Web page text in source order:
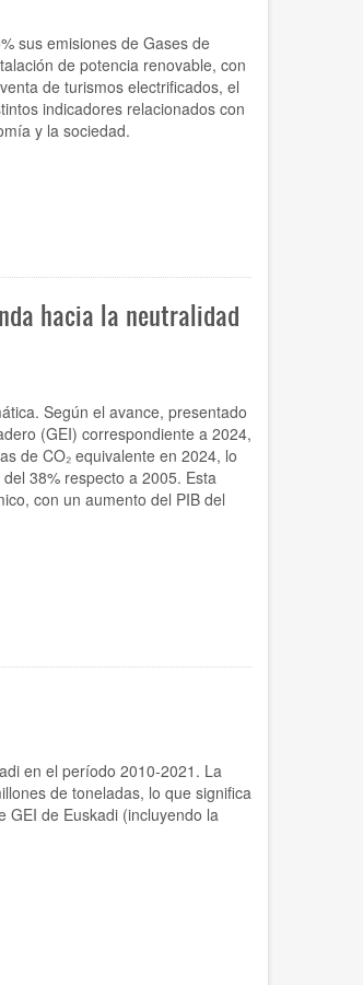
sus emisiones de Gases de
de potencia renovable, con
de turismos electrificados, el
indicadores relacionados con
y la sociedad.
hacia la neutralidad
Según el avance, presentado
(GEI) correspondiente a 2024,
de CO₂ equivalente en 2024, lo
38% respecto a 2005. Esta
con un aumento del PIB del
en el período 2010-2021. La
de toneladas, lo que significa
GEI de Euskadi (incluyendo la